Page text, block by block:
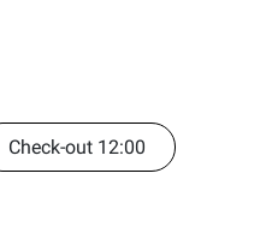
Check-out 12:00